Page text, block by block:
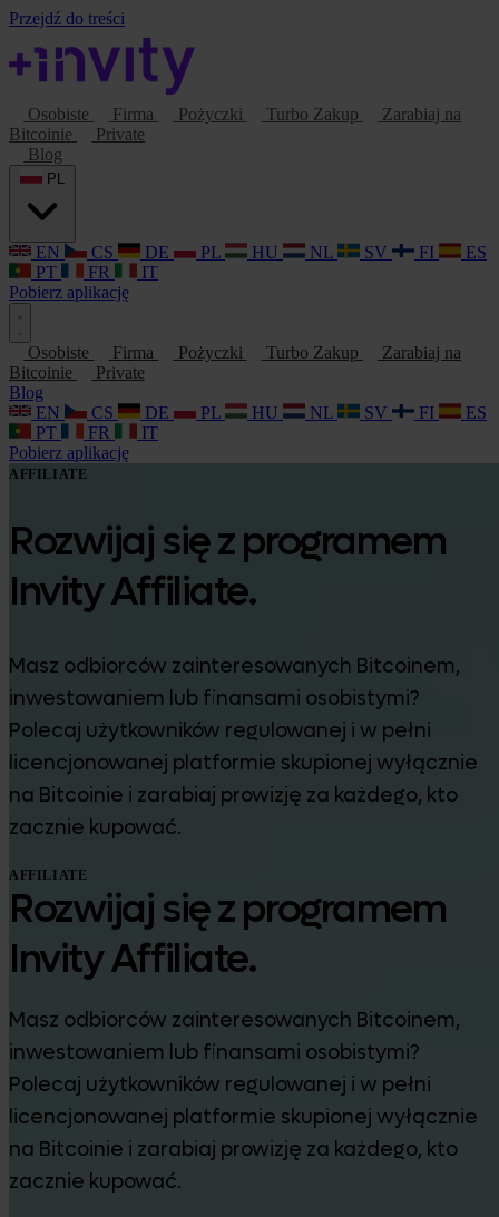
Przejdź do treści
Osobiste Firma Pożyczki Turbo Zakup
Zarabiaj na
Bitcoinie
Private
Blog
EN CS DE PL HU NL SV FI
ES
PT
FR
IT
Pobierz aplikację
Osobiste Firma Pożyczki Turbo Zakup
Zarabiaj na
Bitcoinie
Private
Blog
EN
CS DE PL HU NL SV FI
ES
PT
FR
IT
Pobierz aplikację
AFFILIATE
Rozwijaj się z programem
Invity Affiliate.
Masz odbiorców zainteresowanych Bitcoinem,
inwestowaniem lub finansami osobistymi?
Polecaj użytkowników regulowanej i w pełni
licencjonowanej platformie skupionej wyłącznie
na Bitcoinie i zarabiaj prowizję za każdego, kto
zacznie kupować.
AFFILIATE
Rozwijaj się z programem
Invity Affiliate.
Masz odbiorców zainteresowanych Bitcoinem,
inwestowaniem lub finansami osobistymi?
Polecaj użytkowników regulowanej i w pełni
licencjonowanej platformie skupionej wyłącznie
na Bitcoinie i zarabiaj prowizję za każdego, kto
zacznie kupować.